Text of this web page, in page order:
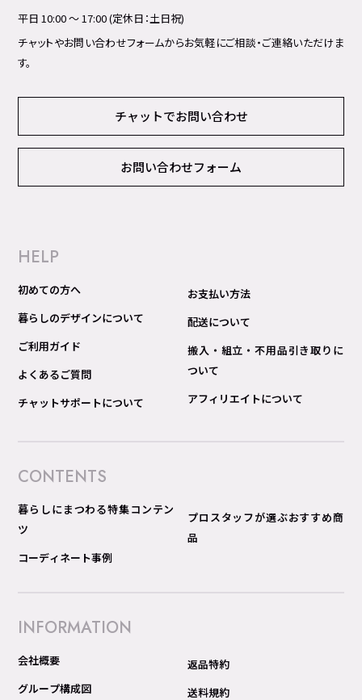
平日 10:00 ～ 17:00 (定休日：土日祝)
チャットやお問い合わせフォームからお気軽にご相談・ご連絡いただけま
す。
チャットでお問い合わせ
お問い合わせフォーム
HELP
初めての方へ
暮らしのデザインについて
ご利用ガイド
よくあるご質問
チャットサポートについて
お支払い方法
配送について
搬入・組立・不用品引き取りに
ついて
アフィリエイトについて
CONTENTS
暮らしにまつわる特集コンテン
ツ
コーディネート事例
プロスタッフが選ぶおすすめ商
品
INFORMATION
会社概要
グループ構成図
返品特約
送料規約